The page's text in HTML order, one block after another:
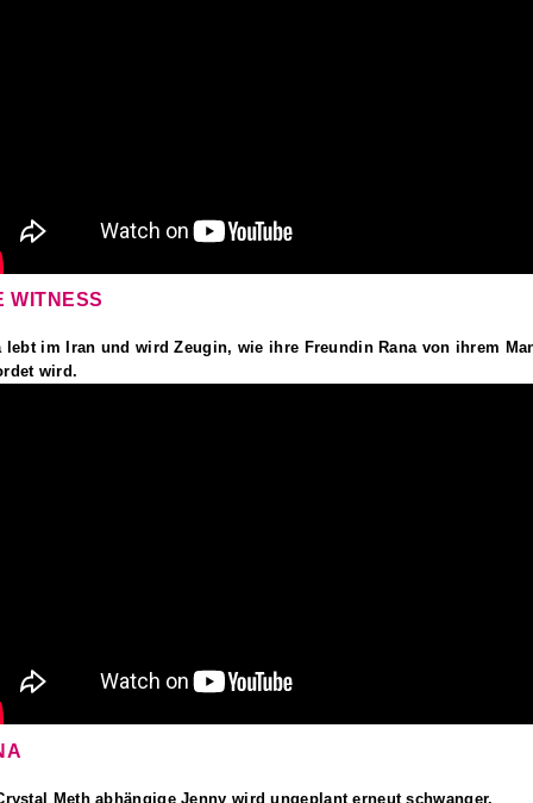
WITNESS
lebt im Iran und wird Zeugin, wie ihre Freundin Rana von ihrem
wird.
Meth abhängige Jenny wird ungeplant erneut schwanger.